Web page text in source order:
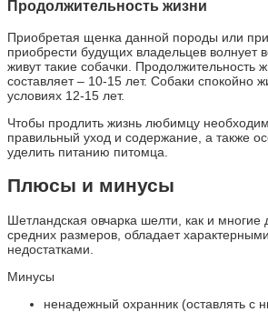
Продолжительность жизни
Приобретая щенка данной породы или
приобрести будущих владельцев волнует
живут такие собачки. Продолжительность
составляет – 10-15 лет. Собаки спокойно
условиях 12-15 лет.
Чтобы продлить жизнь любимцу
правильный уход и содержание, а также
уделить питанию питомца.
Плюсы и минусы
Шетландская овчарка шелти, как и многие
средних размеров, обладает
недостатками.
Минусы
ненадежный охранник (оставлять с